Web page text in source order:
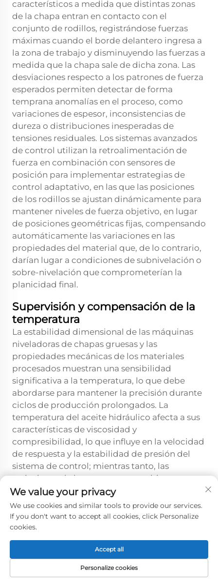
característicos a medida que distintas zonas
de la chapa entran en contacto con el
conjunto de rodillos, registrándose fuerzas
máximas cuando el borde delantero ingresa a
la zona de trabajo y disminuyendo las fuerzas a
medida que la chapa sale de dicha zona. Las
desviaciones respecto a los patrones de fuerza
esperados permiten detectar de forma
temprana anomalías en el proceso, como
variaciones de espesor, inconsistencias de
dureza o distribuciones inesperadas de
tensiones residuales. Los sistemas avanzados
de control utilizan la retroalimentación de
fuerza en combinación con sensores de
posición para implementar estrategias de
control adaptativo, en las que las posiciones
de los rodillos se ajustan dinámicamente para
mantener niveles de fuerza objetivo, en lugar
de posiciones geométricas fijas, compensando
automáticamente las variaciones en las
propiedades del material que, de lo contrario,
darían lugar a condiciones de subnivelación o
sobre-nivelación que comprometerían la
planicidad final.
Supervisión y compensación de la
temperatura
La estabilidad dimensional de las máquinas
niveladoras de chapas gruesas y las
propiedades mecánicas de los materiales
procesados muestran una sensibilidad
significativa a la temperatura, lo que debe
abordarse para mantener la precisión durante
ciclos de producción prolongados. La
temperatura del aceite hidráulico afecta a sus
características de viscosidad y
compresibilidad, lo que influye en la velocidad
de respuesta y la estabilidad de presión del
sistema de control; mientras tanto, las
variaciones de la temperatura ambiente
provocan dilatación térmica en el bastidor de
la máquina y en los conjuntos de rodillos,
pudiendo alterar relaciones geométricas
críticas. Los materiales que entran en el
proceso de nivelación pueden presentar
variaciones de temperatura de varios grados,
dependiendo de las operaciones previas y de
las condiciones de almacenamiento, con
PÁGINA DE
CORREO
We value your privacy
We use cookies and similar tools to provide our services.
If you don't want to accept all cookies, click Personalize
cookies.
Personalize cookies
Accept all